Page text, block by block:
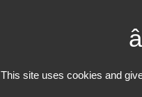
This site uses cookies and